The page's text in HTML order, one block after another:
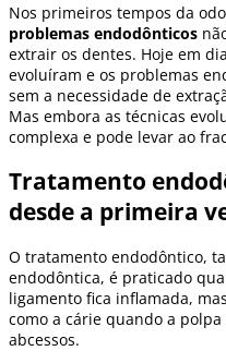
Nos primeiros tempos da
problemas endodônticos
extrair os dentes. Hoje em
evoluíram e os problemas
sem a necessidade de
Mas embora as técnicas
complexa e pode levar ao
Tratamento
desde a primeira
O tratamento endodôntico,
endodôntica, é praticado
ligamento fica inflamada,
como a cárie quando a
abcessos.